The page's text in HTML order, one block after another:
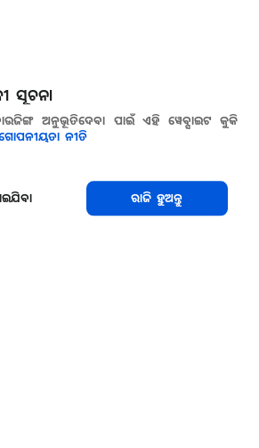
ସୂଚନା
ଅନୁଭୂତିଦେବା ପାଇଁ ଏହି ୱେବ୍ସାଇଟ କୁକି
ନୀତି
ରାଜି ହୁଅନ୍ତୁ